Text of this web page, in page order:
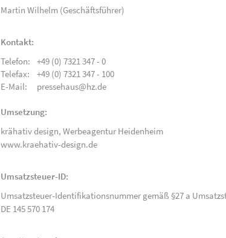
Martin Wilhelm (Geschäftsführer)
Kontakt:
Telefon:
+49 (0) 7321 347 - 0
Telefax:
+49 (0) 7321 347 - 100
E-Mail:
pressehaus@hz.de
Umsetzung:
krähativ design, Werbeagentur Heidenheim
www.kraehativ-design.de
Umsatzsteuer-ID:
Umsatzsteuer-Identifikationsnummer gemäß §27 a
DE 145 570 174